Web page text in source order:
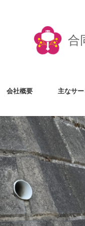
合
会社概要 主なサ